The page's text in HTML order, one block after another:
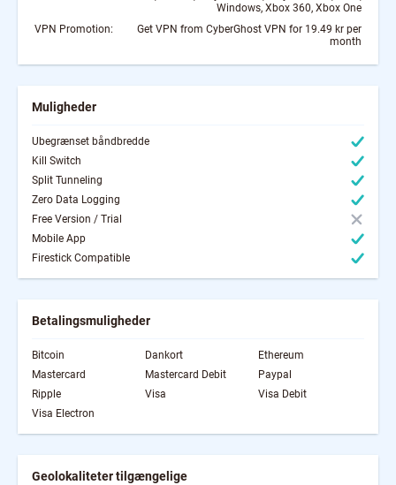
Windows, Xbox 360, Xbox One
VPN Promotion:
Get VPN from CyberGhost VPN for 19.49 kr per
month
Muligheder
Ubegrænset båndbredde
Kill Switch
Split Tunneling
Zero Data Logging
Free Version / Trial
Mobile App
Firestick Compatible
Betalingsmuligheder
Bitcoin Dankort
Ethereum
Mastercard
Mastercard Debit
Paypal
Ripple
Visa
Visa Debit
Visa Electron
Geolokaliteter tilgængelige